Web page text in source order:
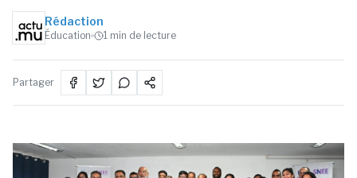
Rédaction
Éducation 1 min de lecture
Partager